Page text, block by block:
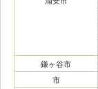
鎌ヶ谷市
市